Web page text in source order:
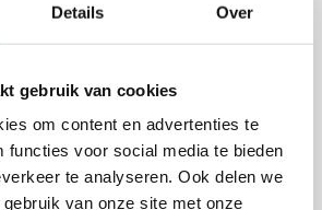
Details Over
gebruik van cookies
om content en advertenties te
functies voor social media te bieden
te analyseren. Ook delen we
van onze site met onze
stappen van de customer journey
voor iedere onderneming
met andere advertentiesoorten